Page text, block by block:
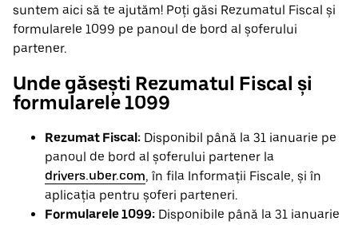
suntem aici să te ajutăm! Poți găsi Rezumatul Fiscal și
formularele 1099 pe panoul de bord al șoferului
partener.
Unde găsești Rezumatul Fiscal și
formularele 1099
Rezumat Fiscal: Disponibil până la 31 ianuarie pe
panoul de bord al șoferului partener la
drivers.uber.com, în fila Informații Fiscale, și în
aplicația pentru șoferi parteneri.
Formularele 1099: Disponibile până la 31 ianuarie